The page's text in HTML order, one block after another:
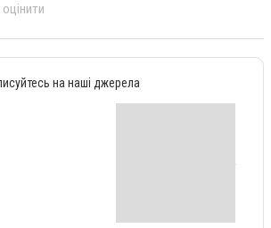
на наші джерела